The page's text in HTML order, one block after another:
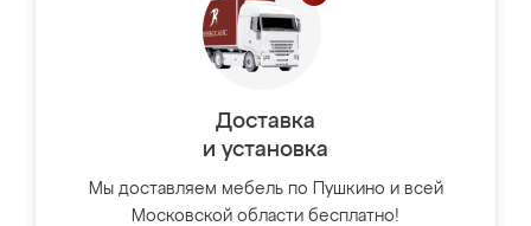
Доставка
и установка
Мы доставляем мебель по Пушкино и всей
Московской области бесплатно!